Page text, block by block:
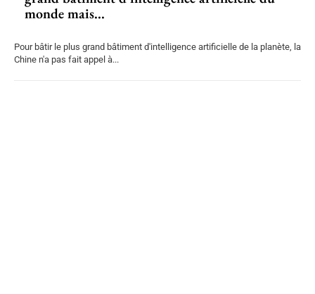
monde mais...
Pour bâtir le plus grand bâtiment d'intelligence artificielle de la planète, la
Chine n'a pas fait appel à...